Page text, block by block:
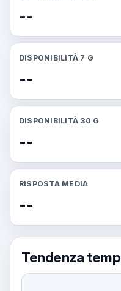
--
DISPONIBILITÀ 7 G
--
DISPONIBILITÀ 30 G
--
RISPOSTA MEDIA
--
Tendenza